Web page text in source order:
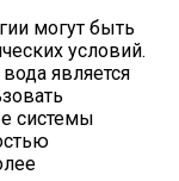
могут быть
условий.
является
системы